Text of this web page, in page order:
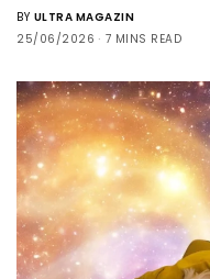
BY ULTRA MAGAZIN
25/06/2026
7 MINS READ